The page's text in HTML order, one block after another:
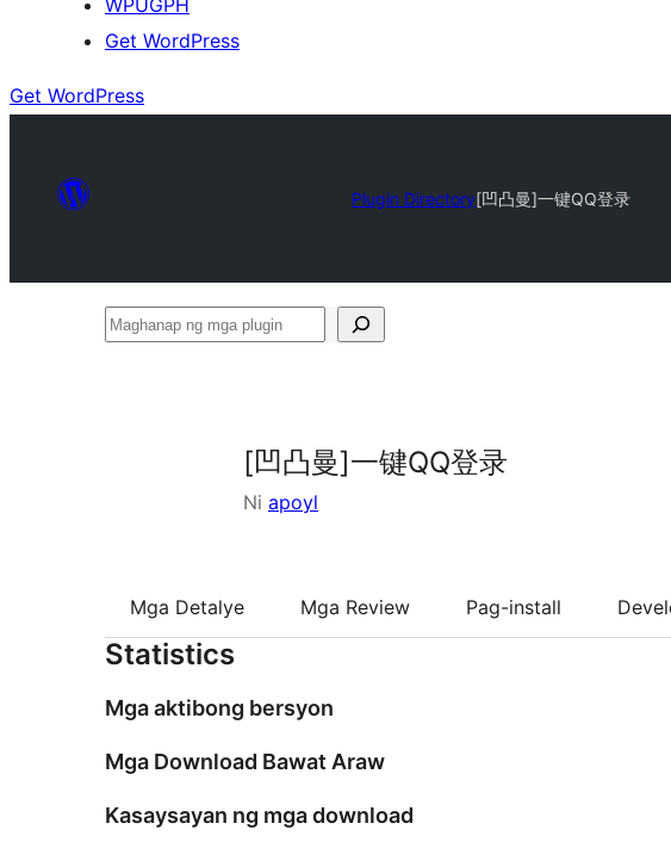
WPUGPH
Get WordPress
Get WordPress
Plugin Directory[凹凸曼]一键QQ登录
Maghanap
[凹凸曼]一键QQ登录
Ni apoyl
Mga Detalye Mga Review Pag-install
Statistics
Mga aktibong bersyon
Mga Download Bawat Araw
Kasaysayan ng mga download